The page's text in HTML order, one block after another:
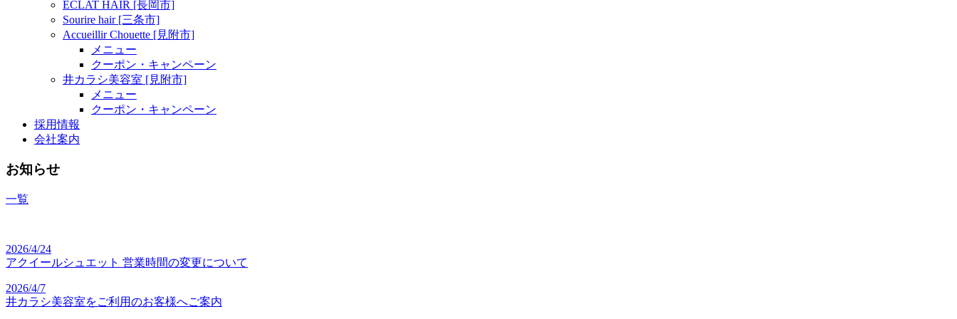
ECLAT HAIR [長岡市]
Sourire hair [三条市]
Accueillir Chouette [見附市]
メニュー
クーポン・キャンペーン
井カラシ美容室 [見附市]
メニュー
クーポン・キャンペーン
採用情報
会社案内
お知らせ
一覧
2026/4/24
アクイールシュエット 営業時間の変更について
2026/4/7
井カラシ美容室をご利用のお客様へご案内